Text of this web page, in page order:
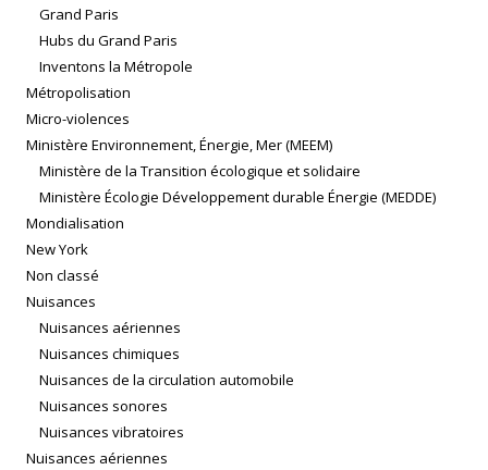
Grand Paris
Hubs du Grand Paris
Inventons la Métropole
Métropolisation
Micro-violences
Ministère Environnement, Énergie, Mer (MEEM)
Ministère de la Transition écologique et solidaire
Ministère Écologie Développement durable Énergie (MEDDE)
Mondialisation
New York
Non classé
Nuisances
Nuisances aériennes
Nuisances chimiques
Nuisances de la circulation automobile
Nuisances sonores
Nuisances vibratoires
Nuisances aériennes